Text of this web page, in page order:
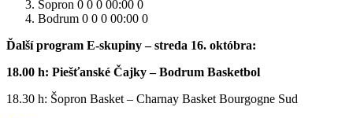
Šopron 0 0 0 00:00 0
Bodrum 0 0 0 00:00 0
Ďalší program E-skupiny – streda 16. októbra:
18.00 h: Piešťanské Čajky – Bodrum Basketbol
18.30 h: Šopron Basket – Charnay Basket Bourgogne Sud